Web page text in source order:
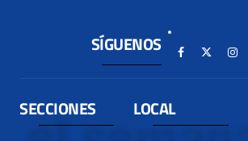
SÍGUENOS
SECCIONES LOCAL